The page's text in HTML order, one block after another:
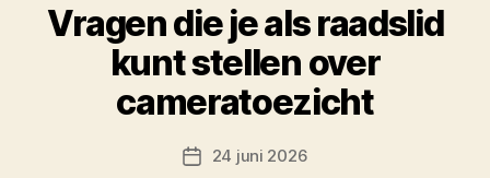
Vragen die je als raadslid
kunt stellen over
cameratoezicht
Berichtdatum
24 juni 2026